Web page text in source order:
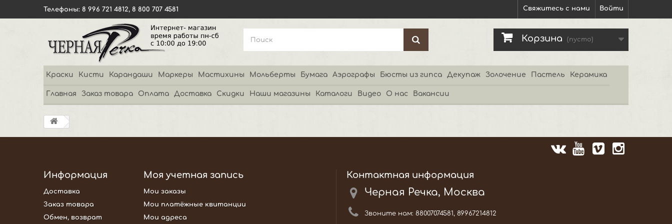
Войти
Свяжитесь с нами
Телефоны: 8 996 721 4812, 8 800 707 4581
Корзина (пусто)
Краски Кисти Карандаши Маркеры Мастихины Мольберты Бумага Аэрографы Бюсты из гипса Декупаж Золочение Пастель Керамика
Главная Заказ товара Оплата Доставка Скидки Наши магазины Каталоги Видео О нас Вакансии
Информация
Доставка
Заказ товара
Обмен, возврат
Моя учетная запись
Мои заказы
Мои платёжные квитанции
Мои адреса
Контактная информация
Черная Речка, Москва
Звоните нам: 88007074581, 89967214812